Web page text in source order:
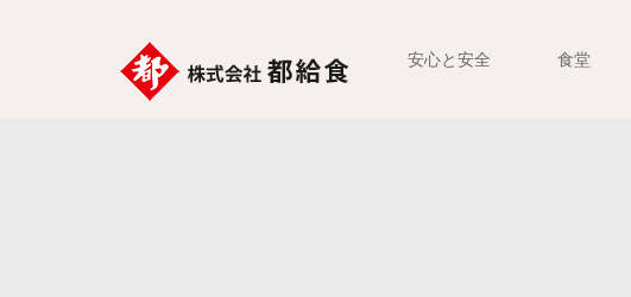
安心と安全 食堂